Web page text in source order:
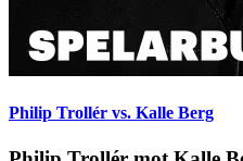
Philip Trollér vs. Kalle Berg